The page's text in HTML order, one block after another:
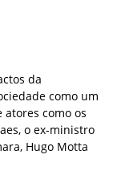
da
como um
como os
o ex-ministro
Hugo Motta